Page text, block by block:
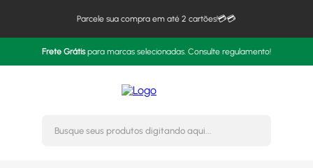
Parcele sua compra em até 2 cartões!💳💳
Frete Grátispara marcas selecionadas. Consulte regulamento!
Busque seus produtos